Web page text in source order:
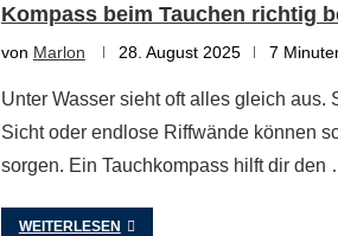
Kompass beim Tauchen richtig
von Marlon 28. August 2025 7
Unter Wasser sieht oft alles gleich aus.
Sicht oder endlose Riffwände können
sorgen. Ein Tauchkompass hilft dir den
WEITERLESEN